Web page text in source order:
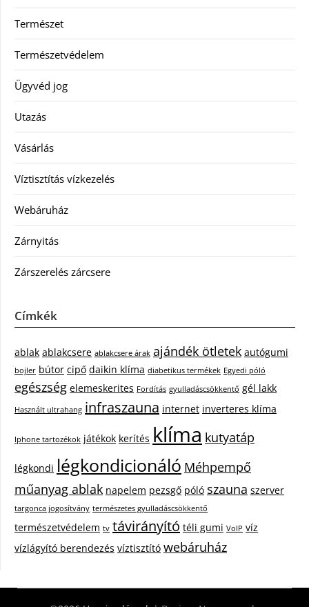
Természet
Természetvédelem
Ügyvéd jog
Utazás
Vásárlás
Víztisztítás vízkezelés
Webáruház
Zárnyitás
Zárszerelés zárcsere
Címkék
ablak ablakcsere ablakcsere árak ajándék ötletek autógumi
bojler bútor cipő daikin klíma diabetikus termékek Egyedi póló
egészség elemeskerites Fordítás gyulladáscsökkentő gél lakk
Használt ultrahang infraszauna internet inverteres klíma
Iphone tartozékok játékok kerítés klíma kutyatáp
légkondi légkondicionáló Méhpempő
műanyag ablak napelem pezsgő póló szauna szerver
targonca jogosítvány természetes gyulladáscsökkentő
természetvédelem tv távirányító téli gumi VoIP víz
vízlágyító berendezés víztisztító webáruház